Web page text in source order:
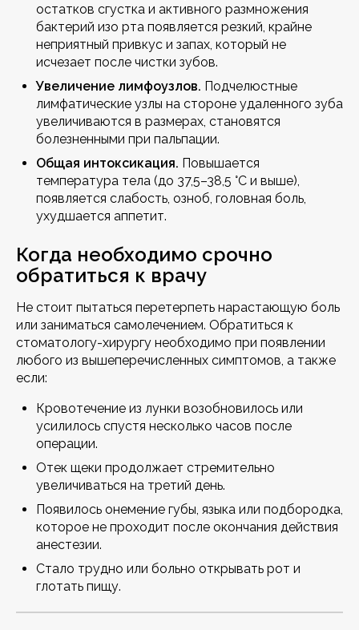
остатков сгустка и активного размножения
бактерий изо рта появляется резкий, крайне
неприятный привкус и запах, который не
исчезает после чистки зубов.
Увеличение лимфоузлов. Подчелюстные
лимфатические узлы на стороне удаленного зуба
увеличиваются в размерах, становятся
болезненными при пальпации.
Общая интоксикация. Повышается
температура тела (до 37,5–38,5 °C и выше),
появляется слабость, озноб, головная боль,
ухудшается аппетит.
Когда необходимо срочно
обратиться к врачу
Не стоит пытаться перетерпеть нарастающую боль
или заниматься самолечением. Обратиться к
стоматологу-хирургу необходимо при появлении
любого из вышеперечисленных симптомов, а также
если:
Кровотечение из лунки возобновилось или
усилилось спустя несколько часов после
операции.
Отек щеки продолжает стремительно
увеличиваться на третий день.
Появилось онемение губы, языка или подбородка,
которое не проходит после окончания действия
анестезии.
Стало трудно или больно открывать рот и
глотать пищу.